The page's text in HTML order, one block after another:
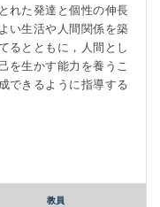
れた発達と個性の伸長
い生活や人間関係を築
るとともに，人間とし
を生かす能力を養うこ
できるように指導する
教員